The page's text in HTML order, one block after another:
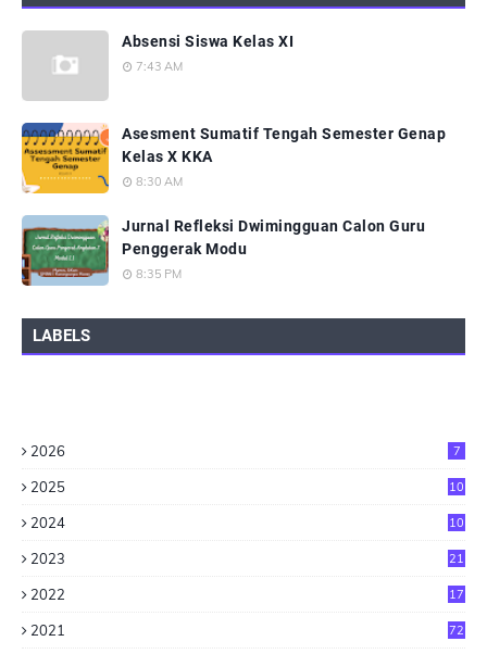
Absensi Siswa Kelas XI
7:43 AM
Asesment Sumatif Tengah Semester Genap
Kelas X KKA
8:30 AM
Jurnal Refleksi Dwimingguan Calon Guru
Penggerak Modu
8:35 PM
LABELS
2026 7
2025 10
2024 10
2023 21
2022 17
2021 72